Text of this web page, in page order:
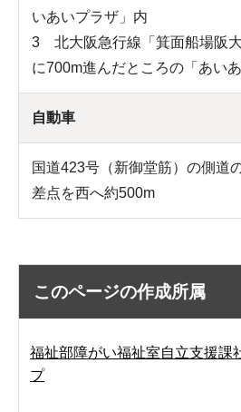
いあいプラザ」内
3 北大阪急行線「箕面船場阪
に700m進んだところの「あい
自動車
国道423号（新御堂筋）の側道
差点を西へ約500m
このページの作成所属
福祉部障がい福祉室自立支援課
プ